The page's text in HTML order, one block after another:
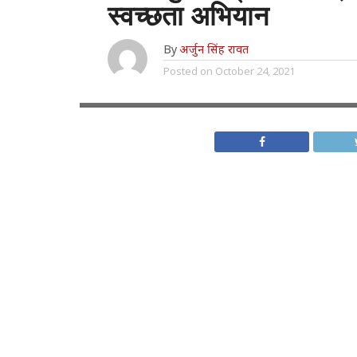
स्वच्छता अभियान
By अर्जुन सिंह रावत
Posted on October 24, 2021